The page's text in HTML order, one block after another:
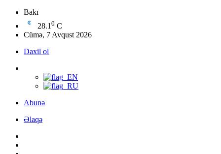
Bakı
28.1 0 C
Cümə, 7 Avqust 2026
Daxil ol
Abunə
Əlaqə